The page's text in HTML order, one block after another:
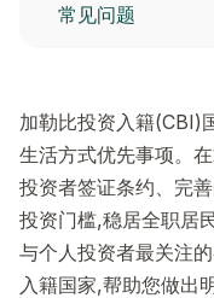
常见问题
加勒比投资入籍(CBI)
生活方式优先事项。
投资者签证条约、完
投资门槛,稳居全职居
与个人投资者最关注
入籍国家,帮助您做出